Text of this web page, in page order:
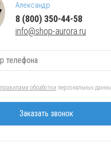
Александр
8 (800) 350-44-58
info@shop-aurora.ru
правилами обработки персональных
Заказать звонок